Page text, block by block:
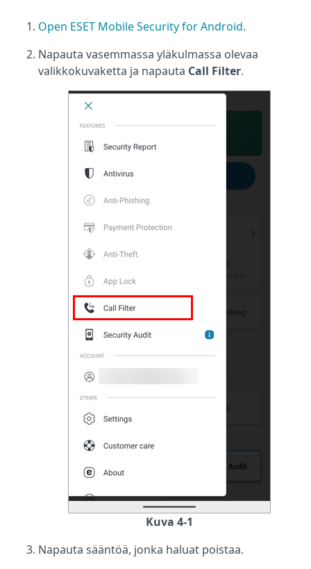
Open ESET Mobile Security for Android.
Napauta vasemmassa yläkulmassa olevaa
valikkokuvaketta ja napauta Call Filter.
Kuva 4-1
Napauta sääntöä, jonka haluat poistaa.